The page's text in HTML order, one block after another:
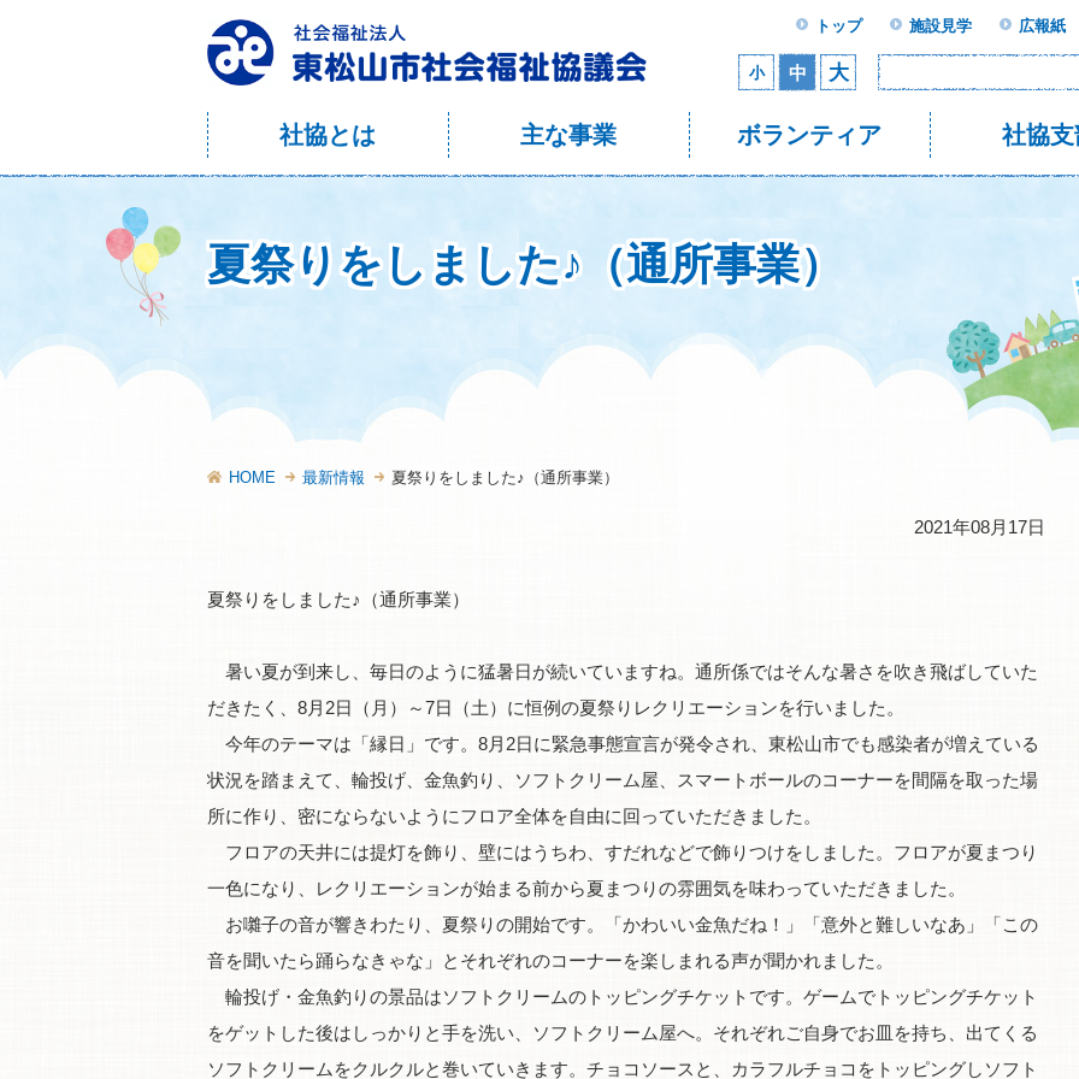
社協とは 主な事業 ボランティア 社協支
トップ 施設見学 広報紙
小 中 大
夏祭りをしました♪（通所事業）
HOME 最新情報 夏祭りをしました♪（通所事業）
2021年08月17日
夏祭りをしました♪（通所事業）
暑い夏が到来し、毎日のように猛暑日が続いていますね。通所係ではそんな暑さを吹き飛ばしていた
だきたく、8月2日（月）～7日（土）に恒例の夏祭りレクリエーションを行いました。
今年のテーマは「縁日」です。8月2日に緊急事態宣言が発令され、東松山市でも感染者が増えている
状況を踏まえて、輪投げ、金魚釣り、ソフトクリーム屋、スマートボールのコーナーを間隔を取った場
所に作り、密にならないようにフロア全体を自由に回っていただきました。
フロアの天井には提灯を飾り、壁にはうちわ、すだれなどで飾りつけをしました。フロアが夏まつり
一色になり、レクリエーションが始まる前から夏まつりの雰囲気を味わっていただきました。
お囃子の音が響きわたり、夏祭りの開始です。「かわいい金魚だね！」「意外と難しいなあ」「この
音を聞いたら踊らなきゃな」とそれぞれのコーナーを楽しまれる声が聞かれました。
輪投げ・金魚釣りの景品はソフトクリームのトッピングチケットです。ゲームでトッピングチケット
をゲットした後はしっかりと手を洗い、ソフトクリーム屋へ。それぞれご自身でお皿を持ち、出てくる
ソフトクリームをクルクルと巻いていきます。チョコソースと、カラフルチョコをトッピングしソフト